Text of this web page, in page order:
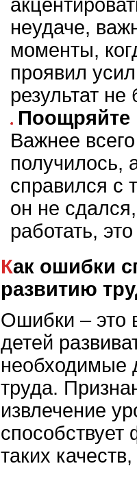
неудаче,
моменты,
проявил
результат
Поощряйте
Важнее
получилось,
справился с
он не
работать,
Как ошибки способствуют
развитию
Ошибки – это
детей
необходимые
труда.
извлечение
таких качеств,